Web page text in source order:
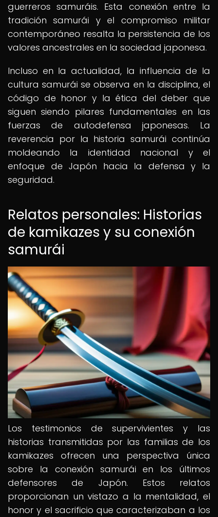
guerreros samuráis. Esta conexión entre la
tradición samurái y el compromiso militar
contemporáneo resalta la persistencia de los
valores ancestrales en la sociedad japonesa.
Incluso en la actualidad, la influencia de la
cultura samurái se observa en la disciplina, el
código de honor y la ética del deber que
siguen siendo pilares fundamentales en las
fuerzas de autodefensa japonesas. La
reverencia por la historia samurái continúa
moldeando la identidad nacional y el
enfoque de Japón hacia la defensa y la
seguridad.
Relatos personales: Historias
de kamikazes y su conexión
samurái
Los testimonios de supervivientes y las
historias transmitidas por las familias de los
kamikazes ofrecen una perspectiva única
sobre la conexión samurái en los últimos
defensores de Japón. Estos relatos
proporcionan un vistazo a la mentalidad, el
honor y el sacrificio que caracterizaban a los